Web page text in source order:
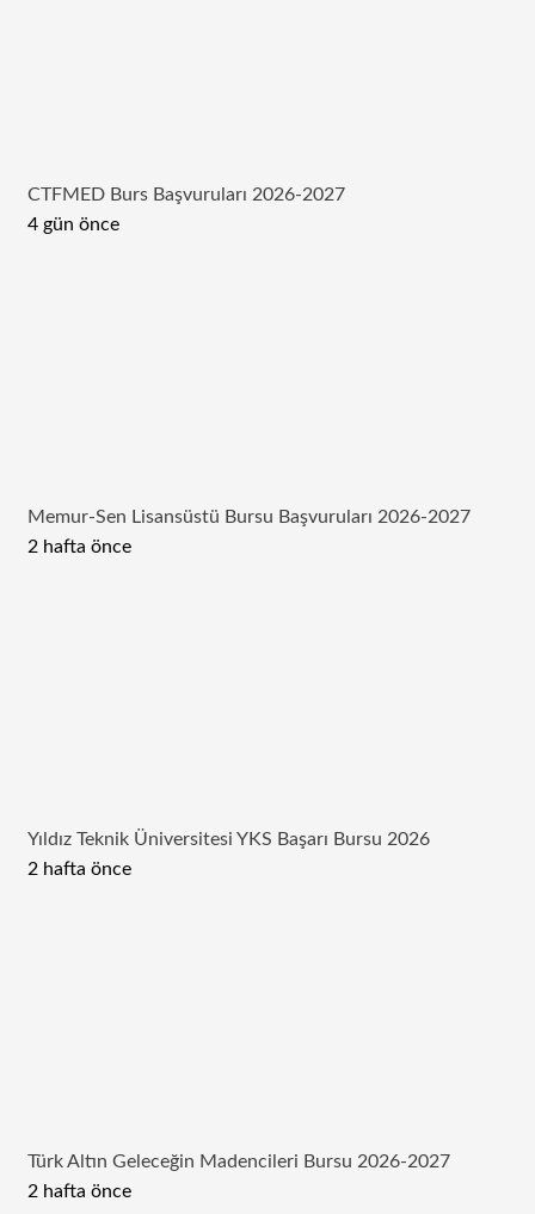
CTFMED Burs Başvuruları 2026-2027
4 gün önce
Memur-Sen Lisansüstü Bursu Başvuruları 2026-2027
2 hafta önce
Yıldız Teknik Üniversitesi YKS Başarı Bursu 2026
2 hafta önce
Türk Altın Geleceğin Madencileri Bursu 2026-2027
2 hafta önce